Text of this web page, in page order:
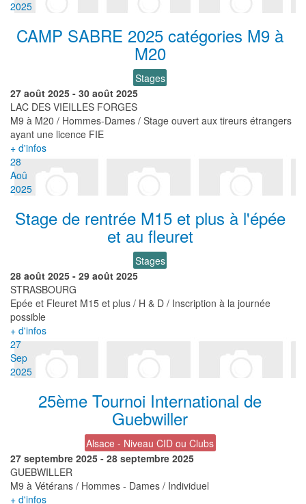
2025
CAMP SABRE 2025 catégories M9 à
M20
Stages
27 août 2025 - 30 août 2025
LAC DES VIEILLES FORGES
M9 à M20 / Hommes-Dames / Stage ouvert aux tireurs étrangers
ayant une licence FIE
+ d'infos
28
Aoû
2025
Stage de rentrée M15 et plus à l'épée
et au fleuret
Stages
28 août 2025 - 29 août 2025
STRASBOURG
Epée et Fleuret M15 et plus / H & D / Inscription à la journée
possible
+ d'infos
27
Sep
2025
25ème Tournoi International de
Guebwiller
Alsace - Niveau CID ou Clubs
27 septembre 2025 - 28 septembre 2025
GUEBWILLER
M9 à Vétérans / Hommes - Dames / Individuel
+ d'infos